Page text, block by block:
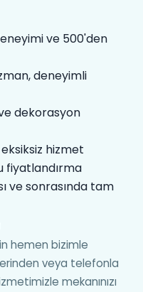
ve 500'den
deneyimli
dekorasyon
hizmet
fiyatlandırma
ve sonrasında tam
hemen bizimle
veya telefonla
mekanınızı